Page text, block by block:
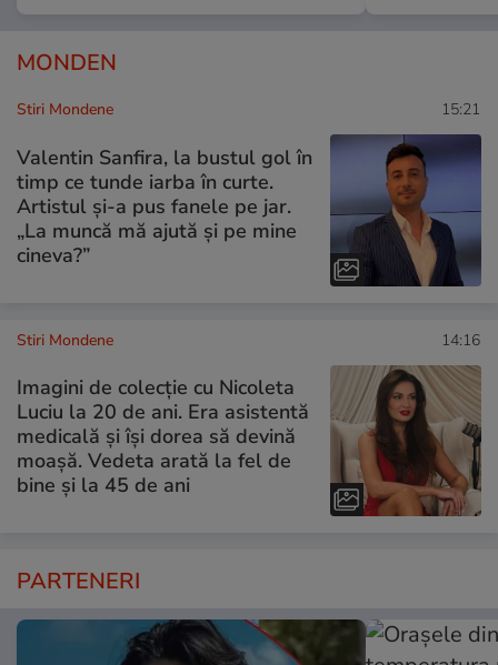
MONDEN
Stiri Mondene 15:21
Valentin Sanfira, la bustul gol în
timp ce tunde iarba în curte.
Artistul și-a pus fanele pe jar.
„La muncă mă ajută și pe mine
cineva?”
Stiri Mondene 14:16
Imagini de colecție cu Nicoleta
Luciu la 20 de ani. Era asistentă
medicală și își dorea să devină
moașă. Vedeta arată la fel de
bine și la 45 de ani
PARTENERI